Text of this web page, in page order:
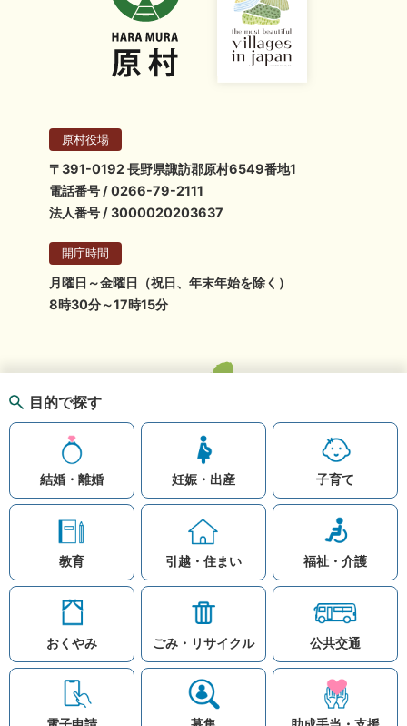
知りたい情報を検索
目的で探す
結婚・離婚 妊娠・出産 子育て
教育 引越・住まい 福祉・介護
おくやみ ごみ・リサイクル 公共交通
原村役場
〒391-0192 長野県諏訪郡原村6549番地1
電話番号 / 0266-79-2111
法人番号 / 3000020203637
開庁時間
月曜日～金曜日（祝日、年末年始を除く）
8時30分～17時15分
お問い合わせ
リンク集
このホームページ
著作権と免責事項につ